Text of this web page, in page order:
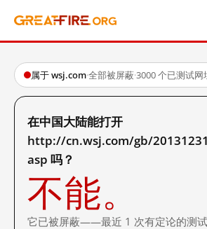
属于 wsj.com·全部被屏蔽·3000 个已测试网
在中国大陆能打开
http://cn.wsj.com/gb/
asp 吗？
不能。
它已被屏蔽——最近 1 次有定论的测